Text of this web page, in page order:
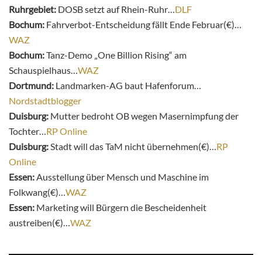
Ruhrgebiet: DOSB setzt auf Rhein-Ruhr…DLF
Bochum: Fahrverbot-Entscheidung fällt Ende Februar(€)…
WAZ
Bochum:Tanz-Demo „One Billion Rising“ am
Schauspielhaus…WAZ
Dortmund: Landmarken-AG baut Hafenforum…
Nordstadtblogger
Duisburg: Mutter bedroht OB wegen Masernimpfung der
Tochter…RP Online
Duisburg:Stadt will das TaM nicht übernehmen(€)…RP
Online
Essen:Ausstellung über Mensch und Maschine im
Folkwang(€)…WAZ
Essen: Marketing will Bürgern die Bescheidenheit
austreiben(€)…WAZ